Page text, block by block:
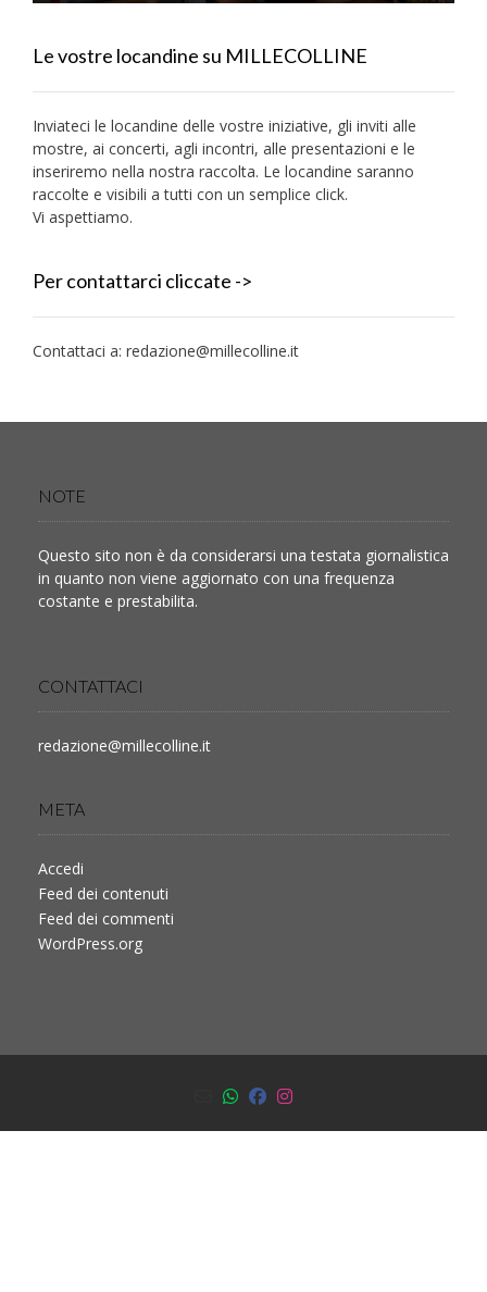
Le vostre locandine su MILLECOLLINE
Inviateci le locandine delle vostre iniziative, gli inviti alle
mostre, ai concerti, agli incontri, alle presentazioni e le
inseriremo nella nostra raccolta. Le locandine saranno
raccolte e visibili a tutti con un semplice click.
Vi aspettiamo.
Per contattarci cliccate ->
Contattaci a: redazione@millecolline.it
NOTE
Questo sito non è da considerarsi una testata giornalistica
in quanto non viene aggiornato con una frequenza
costante e prestabilita.
CONTATTACI
redazione@millecolline.it
META
Accedi
Feed dei contenuti
Feed dei commenti
WordPress.org